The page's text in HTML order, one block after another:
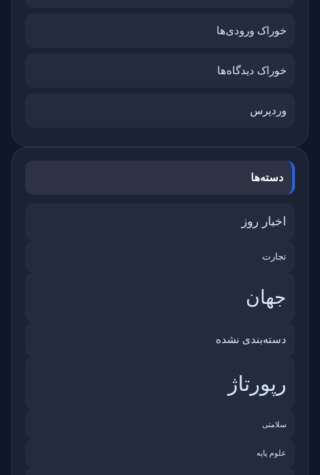
خوراک ورودی‌ها
خوراک دیدگاه‌ها
وردپرس
دسته‌ها
اخبار روز
تجارت
جهان
دسته‌بندی نشده
رپورتاژ
سلامتی
علوم پایه